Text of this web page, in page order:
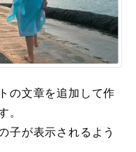
の文章を追加して作
。
子が表示されるよう